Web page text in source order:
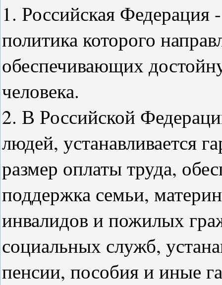
1. Российская Федерация
политика которого
обеспечивающих
человека.
2. В Российской
людей, устанавливается
размер оплаты труда,
поддержка семьи,
инвалидов и пожилых
социальных служб,
пенсии, пособия и иные